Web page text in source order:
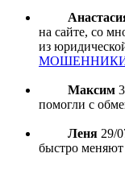
на сайте, со
из
МОШЕННИКИ?
Максим
помогли с
Леня 29/
быстро